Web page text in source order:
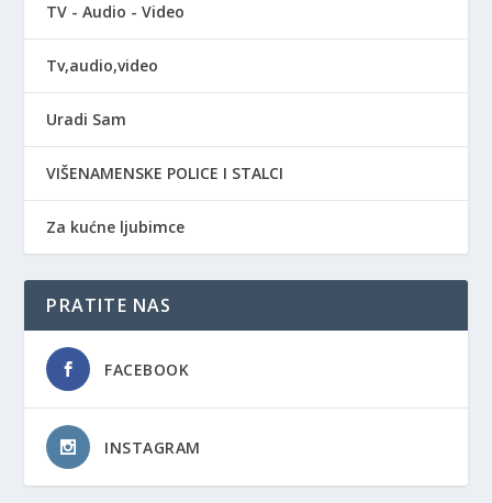
TV - Audio - Video
Tv,audio,video
Uradi Sam
VIŠENAMENSKE POLICE I STALCI
Za kućne ljubimce
PRATITE NAS
FACEBOOK
INSTAGRAM